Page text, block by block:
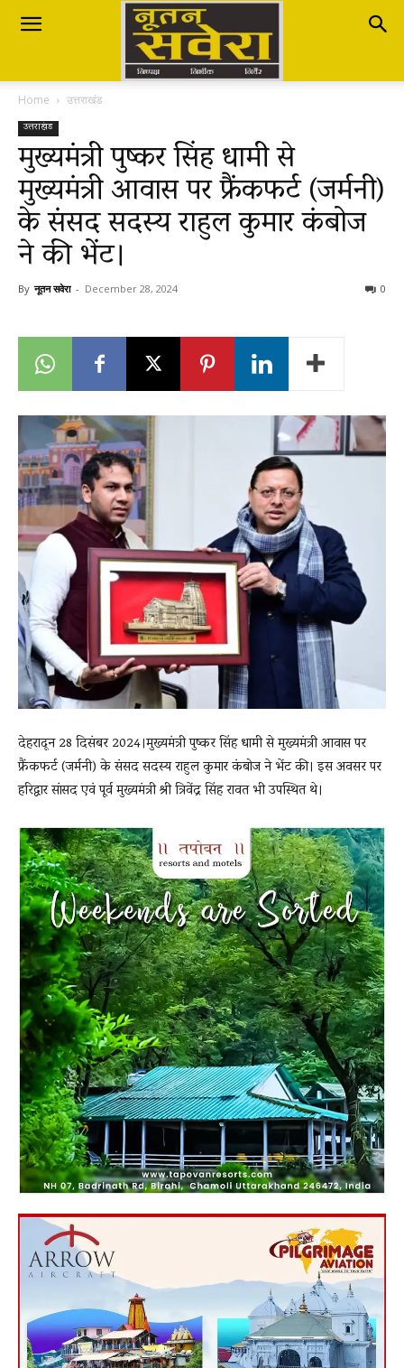
Nutan
Savera
नूतन
सवेरा
Breaking
News
LIVE
Home उत्तराखंड
उत्तराखंड
मुख्यमंत्री पुष्कर सिंह धामी से
मुख्यमंत्री आवास पर फ्रैंकफर्ट (जर्मनी)
के संसद सदस्य राहुल कुमार कंबोज
ने की भेंट।
By नूतन सवेरा - December 28, 2024 0
देहरादून 28 दिसंबर 2024।मुख्यमंत्री पुष्कर सिंह धामी से मुख्यमंत्री आवास पर
फ्रैंकफर्ट (जर्मनी) के संसद सदस्य राहुल कुमार कंबोज ने भेंट की। इस अवसर पर
हरिद्वार सांसद एवं पूर्व मुख्यमंत्री श्री त्रिवेंद्र सिंह रावत भी उपस्थित थे।